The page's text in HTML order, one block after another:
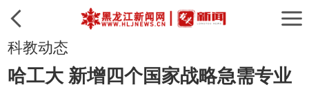
科教动态
哈工大 新增四个国家战略急需专业